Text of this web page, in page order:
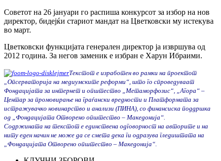
Советот на 26 јануари го распиша конкурсот за избор на нов
директор, бидејќи стариот мандат на Цветковски му истекува
во март.
Цветковски функцијата генерален директор ја извршува од
2012 година. За негов заменик е избран е Харун Ибраими.
Текстот е изработен во рамки на проектот
„Опсерваторија на медиумските реформи“, што го спроведуваат
Фондацијата за интернет и општество „Метаморфозис“, „Агора“ –
Центар за промовирање на граѓански вредности и Платформата за
истражувачко новинарство и анализи (ПИНА), со финансиска поддршка
од „Фондацијата Отворено општество – Македонија“.
Содржината на текстот е единствена одговорност на авторите и на
ниту еден начин не може да се смета дека ги одразува гледиштата на
„Фондацијата Отворено општество – Македонија“.